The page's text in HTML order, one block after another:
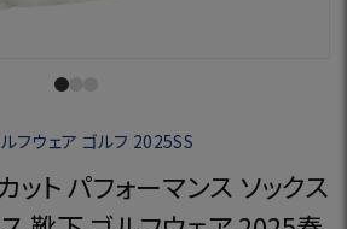
フウェア ゴルフ 2025SS
ット パフォーマンス ソックス